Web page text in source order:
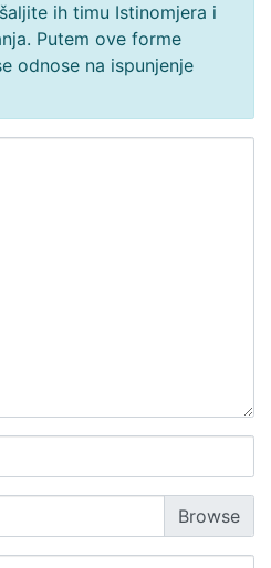
ih timu Istinomjera i
Putem ove forme
odnose na ispunjenje